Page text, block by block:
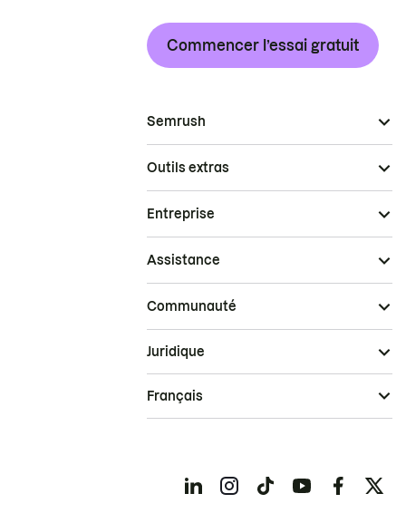
Commencer l’essai gratuit
Semrush
Outils extras
Entreprise
Assistance
Communauté
Juridique
Français